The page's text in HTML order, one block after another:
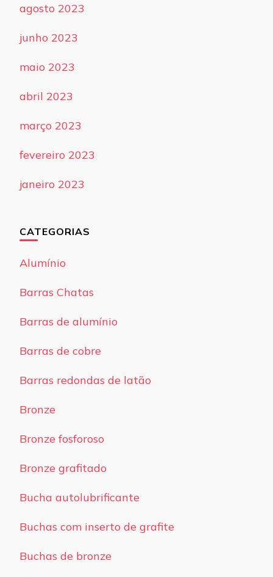
agosto 2023
junho 2023
maio 2023
abril 2023
março 2023
fevereiro 2023
janeiro 2023
CATEGORIAS
Alumínio
Barras Chatas
Barras de alumínio
Barras de cobre
Barras redondas de latão
Bronze
Bronze fosforoso
Bronze grafitado
Bucha autolubrificante
Buchas com inserto de grafite
Buchas de bronze